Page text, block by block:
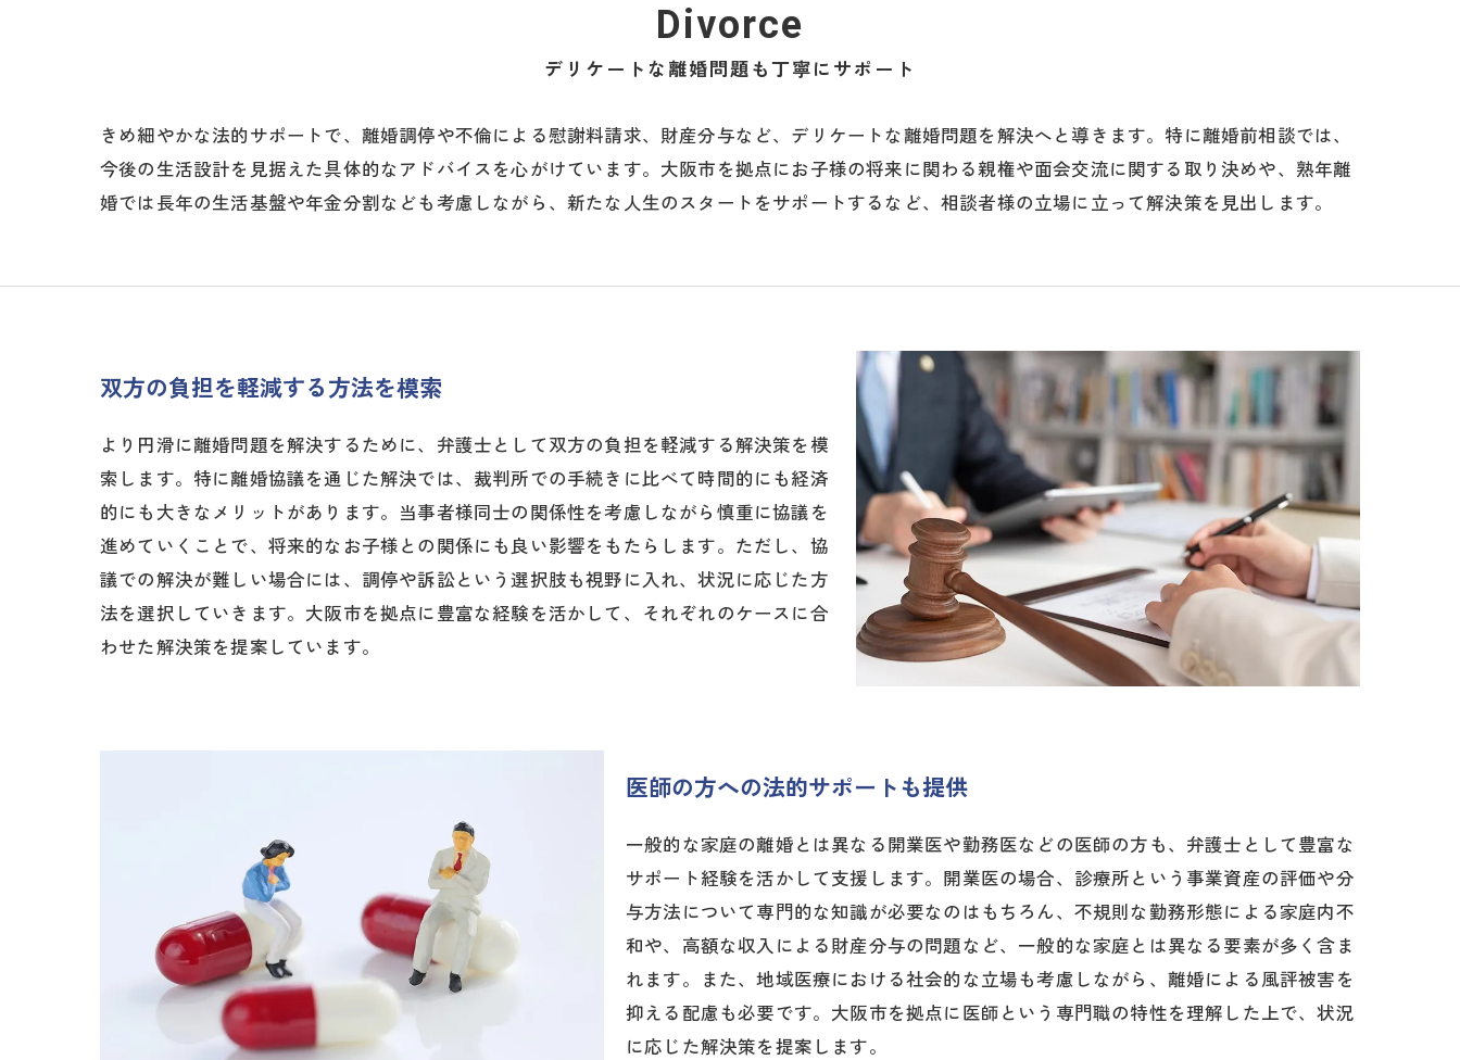
デリケートな離婚問題も丁寧にサポート
Divorce
きめ細やかな法的サポートで、離婚調停や不倫による慰謝料請求、財産分与など、デリケートな離婚問題を解決へと導きます。特に離婚前相談では、
今後の生活設計を見据えた具体的なアドバイスを心がけています。大阪市を拠点にお子様の将来に関わる親権や面会交流に関する取り決めや、熟年離
婚では長年の生活基盤や年金分割なども考慮しながら、新たな人生のスタートをサポートするなど、相談者様の立場に立って解決策を見出します。
双方の負担を軽減する方法を模索
より円滑に離婚問題を解決するために、弁護士として双方の負担を軽減する解決策を模
索します。特に離婚協議を通じた解決では、裁判所での手続きに比べて時間的にも経済
的にも大きなメリットがあります。当事者様同士の関係性を考慮しながら慎重に協議を
進めていくことで、将来的なお子様との関係にも良い影響をもたらします。ただし、協
議での解決が難しい場合には、調停や訴訟という選択肢も視野に入れ、状況に応じた方
法を選択していきます。大阪市を拠点に豊富な経験を活かして、それぞれのケースに合
わせた解決策を提案しています。
医師の方への法的サポートも提供
一般的な家庭の離婚とは異なる開業医や勤務医などの医師の方も、弁護士として豊富な
サポート経験を活かして支援します。開業医の場合、診療所という事業資産の評価や分
与方法について専門的な知識が必要なのはもちろん、不規則な勤務形態による家庭内不
和や、高額な収入による財産分与の問題など、一般的な家庭とは異なる要素が多く含ま
れます。また、地域医療における社会的な立場も考慮しながら、離婚による風評被害を
抑える配慮も必要です。大阪市を拠点に医師という専門職の特性を理解した上で、状況
に応じた解決策を提案します。